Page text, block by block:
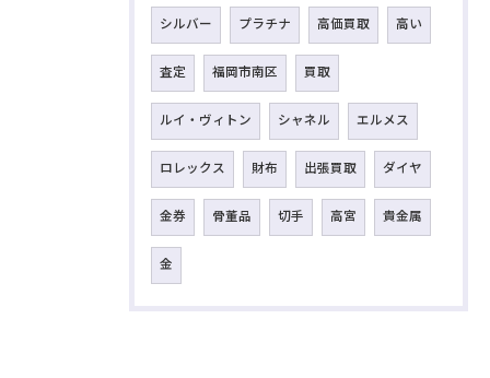
シルバー プラチナ 高価買取 高い
査定 福岡市南区 買取
ルイ・ヴィトン シャネル エルメス
ロレックス 財布 出張買取 ダイヤ
金券 骨董品 切手 高宮 貴金属
金